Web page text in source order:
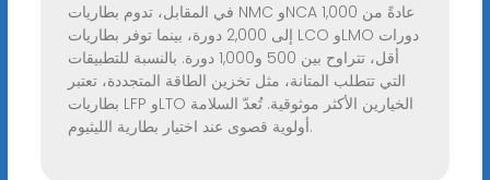
في المقابل، تدوم بطاريات NMC وNCA عادةً من 1,000
إلى 2,000 دورة، بينما توفر بطاريات LCO وLMO دورات
أقل، تتراوح بين 500 و1,000 دورة. بالنسبة للتطبيقات
التي تتطلب المتانة، مثل تخزين الطاقة المتجددة، تعتبر
بطاريات LFP وLTO الخيارين الأكثر موثوقية. تُعدّ السلامة
أولوية قصوى عند اختيار بطارية الليثيوم.